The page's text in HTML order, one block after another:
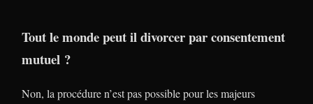
Tout le monde peut il divorcer par consentement
mutuel ?
Non, la procédure n’est pas possible pour les majeurs